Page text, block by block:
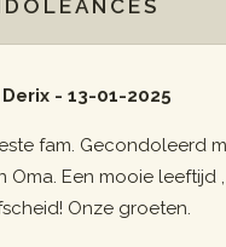
Derix - 13-01-2025
fam. Gecondoleerd
Oma. Een mooie leeftijd
Onze groeten.